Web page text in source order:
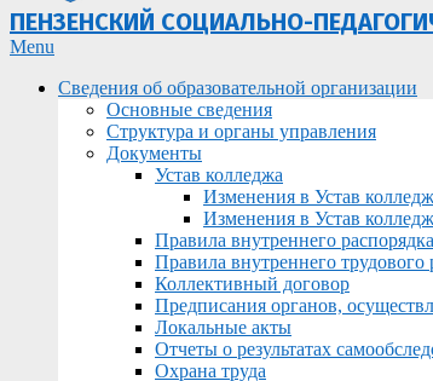
ПЕНЗЕНСКИЙ СОЦИАЛЬНО-
Primary
Menu
Menu
Сведения об образовательной организации
Основные сведения
Структура и органы управления
Документы
Устав колледжа
Изменения в Устав
Изменения в Устав
Правила внутреннего
Правила внутреннего трудового
Коллективный договор
Предписания органов,
Локальные акты
Отчеты о результатах
Охрана труда